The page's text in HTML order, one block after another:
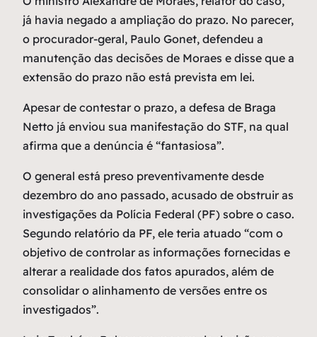
já havia negado a ampliação do prazo. No parecer,
o procurador-geral, Paulo Gonet, defendeu a
manutenção das decisões de Moraes e disse que a
extensão do prazo não está prevista em lei.
Apesar de contestar o prazo, a defesa de Braga
Netto já enviou sua manifestação do STF, na qual
afirma que a denúncia é “fantasiosa”.
O general está preso preventivamente desde
dezembro do ano passado, acusado de obstruir as
investigações da Polícia Federal (PF) sobre o caso.
Segundo relatório da PF, ele teria atuado “com o
objetivo de controlar as informações fornecidas e
alterar a realidade dos fatos apurados, além de
consolidar o alinhamento de versões entre os
investigados”.